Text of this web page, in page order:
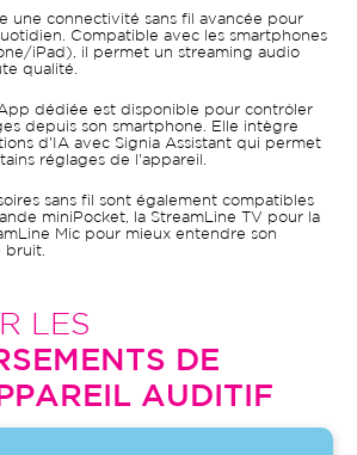
une connectivité sans fil avancée pour
Compatible avec les smartphones
iPad), il permet un streaming audio
qualité.
dédiée est disponible pour contrôler
depuis son smartphone. Elle intègre
d'IA avec Signia Assistant qui permet
réglages de l'appareil.
sans fil sont également compatibles
miniPocket, la StreamLine TV pour la
Mic pour mieux entendre son
bruit.
LES
DE
AUDITIF